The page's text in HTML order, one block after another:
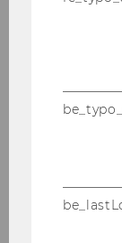
Stefano
Bret
Mag. Julia